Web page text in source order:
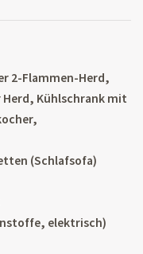
2-Flammen-Herd,
Kühlschrank mit
(Schlafsofa)
elektrisch)